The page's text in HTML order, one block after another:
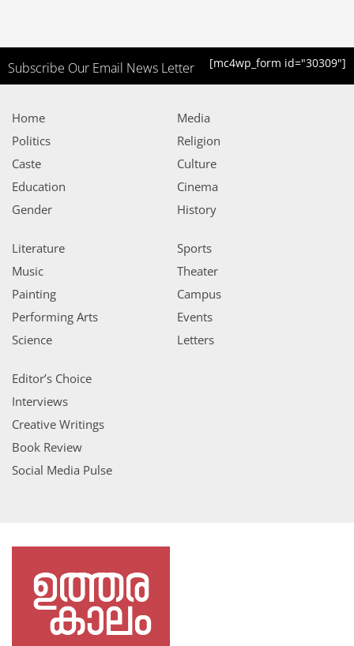
Subscribe Our Email News Letter [mc4wp_form id="30309"]
Home
Politics
Caste
Education
Gender
Media
Religion
Culture
Cinema
History
Literature
Music
Painting
Performing Arts
Science
Sports
Theater
Campus
Events
Letters
Editor’s Choice
Interviews
Creative Writings
Book Review
Social Media Pulse